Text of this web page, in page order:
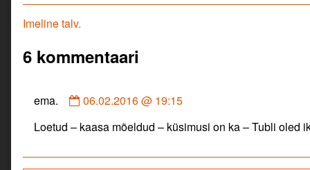
Navigeerimine
Previous
Imeline talv.
6 kommentaari
ema.
Comment
ema.
on
06.02.2016 @ 19:15
Loetud – kaasa mõeldud – küsimusi on ka – Tubli oled